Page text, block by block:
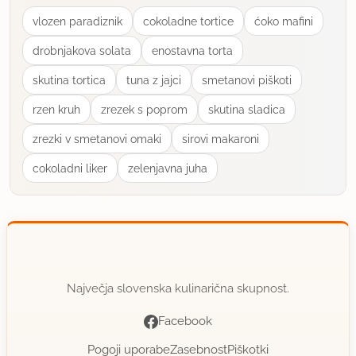
Julya
član od 2004 3277 sporočil
15.2.2006 ob 11:36
Naredila testo iz pirine moke. Pride tak zelo
zanimiv okus. Uporabila pa sem mleto goveje
meso. Odličen recept, tjas.
)
uporabno
član od 2003 2436 sporočil
vlozen paradiznik cokoladne tortice ćoko mafini
drobnjakova solata enostavna torta
skutina tortica tuna z jajci smetanovi piškoti
rzen kruh zrezek s poprom skutina sladica
zrezki v smetanovi omaki sirovi makaroni
cokoladni liker zelenjavna juha
Največja slovenska kulinarična skupnost.
Facebook
Pogoji uporabeZasebnostPiškotki